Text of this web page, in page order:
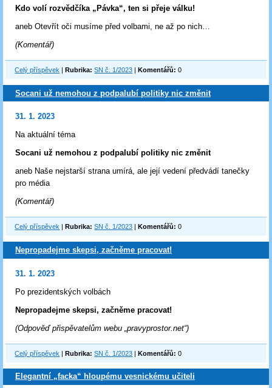
Kdo volí rozvědčíka „Pávka“, ten si přeje válku!
aneb Otevřít oči musíme před volbami, ne až po nich…
(Komentář)
Celý příspěvek |Rubrika: SN č. 1/2023 |Komentářů: 0
Socani už nemohou z podpalubí politiky nic změnit
31. 1. 2023
Na aktuální téma
Socani už nemohou z podpalubí politiky nic změnit
aneb Naše nejstarší strana umírá, ale její vedení předvádí tanečky
pro média
(Komentář)
Celý příspěvek Rubrika: SN č. 1/2023 Komentářů: 0
Nepropadejme skepsi, začněme pracovat!
31. 1. 2023
Po prezidentských volbách
Nepropadejme skepsi, začněme pracovat!
(Odpověď přispěvatelům webu „pravyprostor.net“)
Celý příspěvek |Rubrika: SN č. 1/2023 |Komentářů: 0
Elegantní „facka“ hloupému vesnickému učiteli